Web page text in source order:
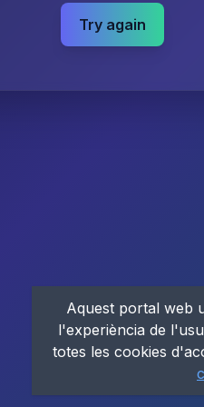
Try again
Aquest portal web
l'experiència de
totes les cookies